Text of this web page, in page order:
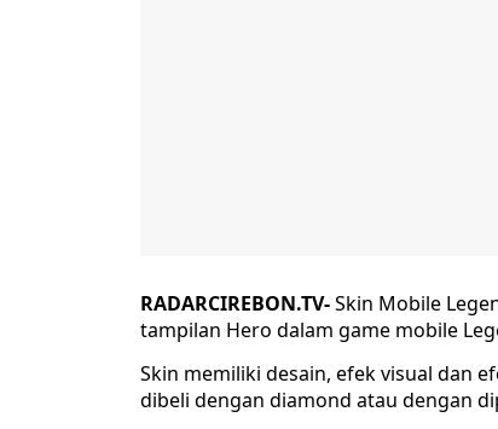
RADARCIREBON.TV-Skin Mobile
tampilan Hero dalam game mobile
Skin memiliki desain, efek visual dan
dibeli dengan diamond atau dengan